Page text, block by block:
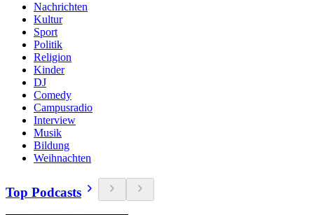
Nachrichten
Kultur
Sport
Politik
Religion
Kinder
DJ
Comedy
Campusradio
Interview
Musik
Bildung
Weihnachten
Top Podcasts